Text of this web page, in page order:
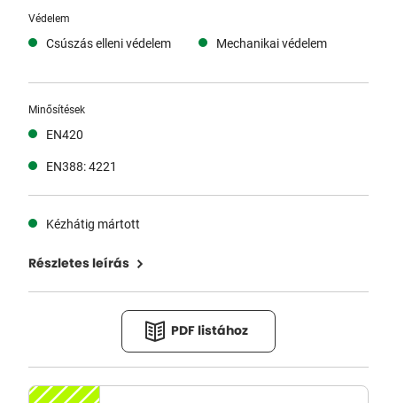
Védelem
Csúszás elleni védelem Mechanikai védelem
Minősítések
EN420
EN388: 4221
Kézhátig mártott
Részletes leírás
PDF listához